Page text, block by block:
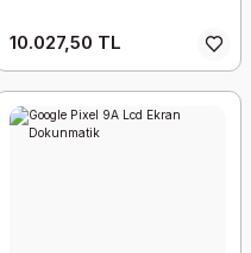
10.027,50 TL